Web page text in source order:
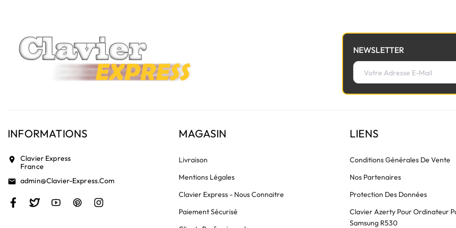
NEWSLETTER
INFORMATIONS
location_on
Clavier Express
France
email Admin@clavier-Express.com
MAGASIN
Livraison
Mentions Légales
Clavier Express - Nous Connaitre
Paiement Sécurisé
LIENS
Conditions Générales De Vente
Nos Partenaires
Protection Des Données
Clavier Azerty Pour Ordinateur
Samsung R530